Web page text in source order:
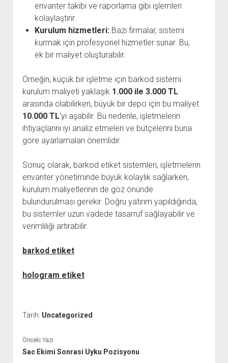
envanter takibi ve raporlama gibi işlemleri
kolaylaştırır.
Kurulum hizmetleri:Bazı firmalar, sistemi
kurmak için profesyonel hizmetler sunar. Bu,
ek bir maliyet oluşturabilir.
Örneğin, küçük bir işletme için barkod sistemi
kurulum maliyeti yaklaşık 1.000 ile 3.000 TL
arasında olabilirken, büyük bir depo için bu maliyet
10.000 TL‘yi aşabilir. Bu nedenle, işletmelerin
ihtiyaçlarını iyi analiz etmeleri ve bütçelerini buna
göre ayarlamaları önemlidir.
Sonuç olarak, barkod etiket sistemleri, işletmelerin
envanter yönetiminde büyük kolaylık sağlarken,
kurulum maliyetlerinin de göz önünde
bulundurulması gerekir. Doğru yatırım yapıldığında,
bu sistemler uzun vadede tasarruf sağlayabilir ve
verimliliği artırabilir.
barkod etiket
hologram etiket
Tarih: Uncategorized
Önceki Yazı
Sac Ekimi Sonrasi Uyku Pozisyonu